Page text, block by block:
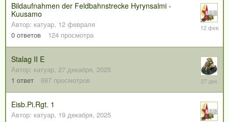
Bildaufnahmen der Feldbahnstrecke Hyrynsalmi -
Kuusamo
Автор: катуар, 12 февраля
0 ответов 124 просмотра
12
февраля
Stalag II E
Автор: катуар, 27 декабря, 2025
1 ответ 687 просмотров
27
декабря,
2025
Eisb.Pi.Rgt. 1
Автор: катуар, 19 декабря, 2025